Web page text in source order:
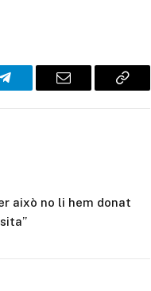
Telegram Email
Copy
això no li hem donat